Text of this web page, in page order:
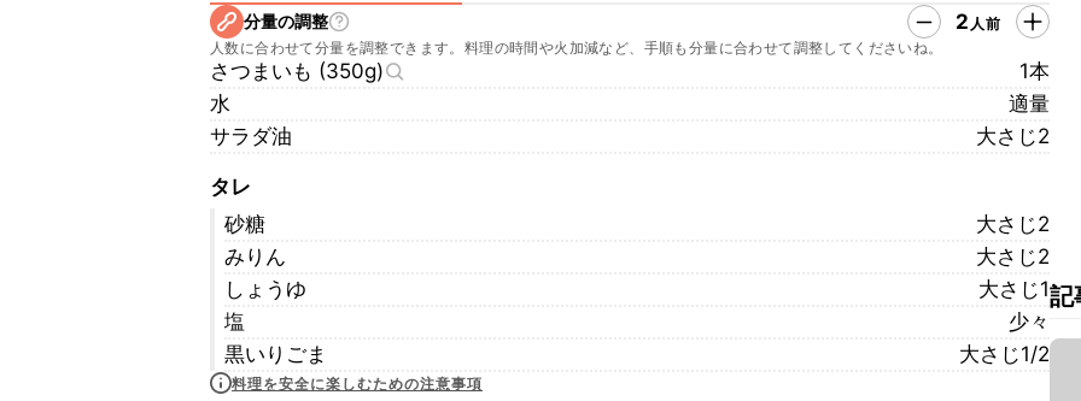
分量の調整 2 人前
人数に合わせて分量を調整できます。料理の時間や火加減など、手順も分量に合わせて調整してくださいね。
さつまいも (350g)
1本
水
適量
サラダ油
大さじ2
タレ
砂糖
大さじ2
みりん
大さじ2
しょうゆ
大さじ1
塩
少々
黒いりごま
大さじ1/2
料理を安全に楽しむための注意事項
記